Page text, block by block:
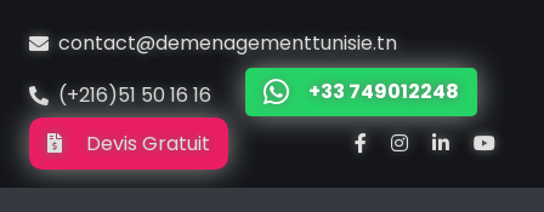
contact@demenagementtunisie.tn
(+216)51 50 16 16
+33 749012248
Devis Gratuit